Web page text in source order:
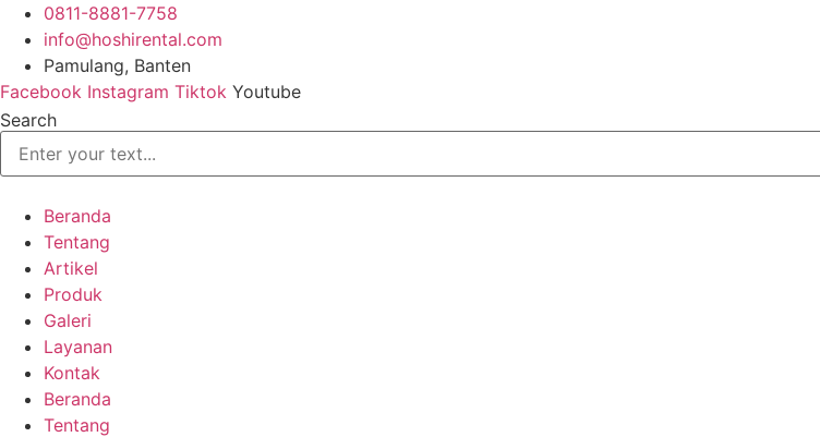
Skip
content
0811-8881-7758
info@hoshirental.com
Pamulang, Banten
Facebook Instagram Tiktok Youtube
Search
Beranda
Tentang
Artikel
Produk
Galeri
Layanan
Kontak
Beranda
Tentang